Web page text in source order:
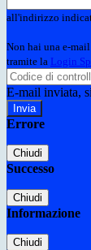
all'indirizzo
Non hai una e-
tramite la Login
E-mail inviata,
Errore
Chiudi
Successo
Chiudi
Informazione
Chiudi